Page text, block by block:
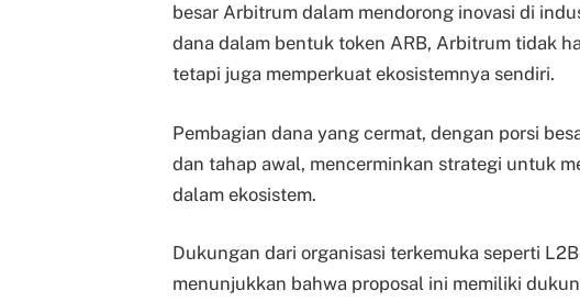
besar Arbitrum dalam mendorong inovasi di
dana dalam bentuk token ARB, Arbitrum tidak
tetapi juga memperkuat ekosistemnya sendiri.
Pembagian dana yang cermat, dengan porsi
dan tahap awal, mencerminkan strategi untuk
dalam ekosistem.
Dukungan dari organisasi terkemuka seperti
menunjukkan bahwa proposal ini memiliki